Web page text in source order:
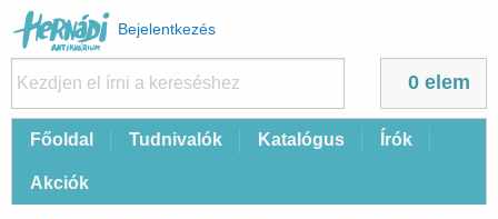
Felhasználói
fiók
menüje
Bejelentkezés
0 elem
FőFőoldal Tudnivalók Katalógus Írók
Akciók